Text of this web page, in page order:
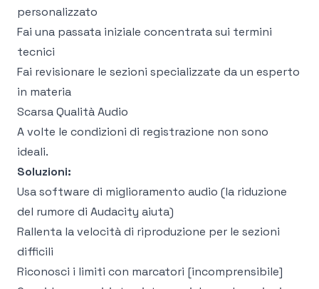
personalizzato
Fai una passata iniziale concentrata sui termini
tecnici
Fai revisionare le sezioni specializzate da un esperto
in materia
Scarsa Qualità Audio
A volte le condizioni di registrazione non sono
ideali.
Soluzioni:
Usa software di miglioramento audio (la riduzione
del rumore di Audacity aiuta)
Rallenta la velocità di riproduzione per le sezioni
difficili
Riconosci i limiti con marcatori [incomprensibile]